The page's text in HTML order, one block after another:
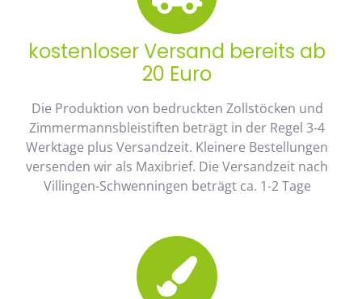
kostenloser Versand bereits ab
20 Euro
Die Produktion von bedruckten Zollstöcken und
Zimmermannsbleistiften beträgt in der Regel 3-4
Werktage plus Versandzeit. Kleinere Bestellungen
versenden wir als Maxibrief. Die Versandzeit nach
Villingen-Schwenningen beträgt ca. 1-2 Tage